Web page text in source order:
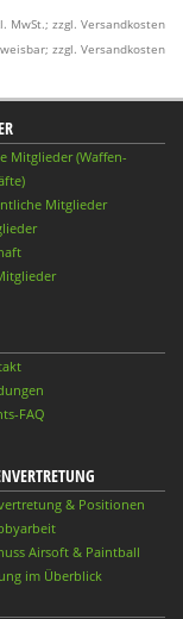
MwSt.; zzgl. Versandkosten
zzgl. Versandkosten
Mitglieder (Waffen-
Mitglieder
FAQ
& Positionen
Airsoft & Paintball
im Überblick